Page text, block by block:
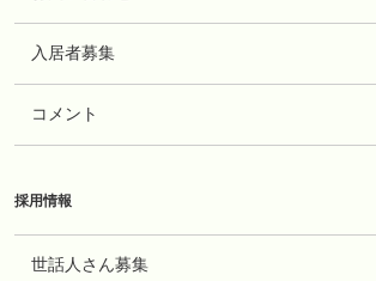
入居者募集
コメント
採用情報
世話人さん募集